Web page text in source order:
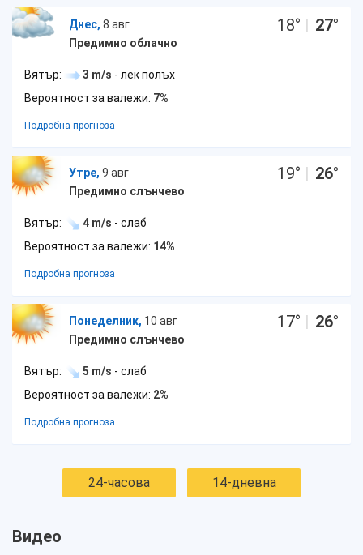
Днес, 8 авг
Предимно облачно
18° | 27°
Вятър: 3 m/s - лек полъх
Вероятност за валежи: 7%
Подробна прогноза
Утре, 9 авг
Предимно слънчево
19° | 26°
Вятър: 4 m/s - слаб
Вероятност за валежи: 14%
Подробна прогноза
Понеделник, 10 авг
Предимно слънчево
17° | 26°
Вятър: 5 m/s - слаб
Вероятност за валежи: 2%
Подробна прогноза
24-часова 14-дневна
Видео